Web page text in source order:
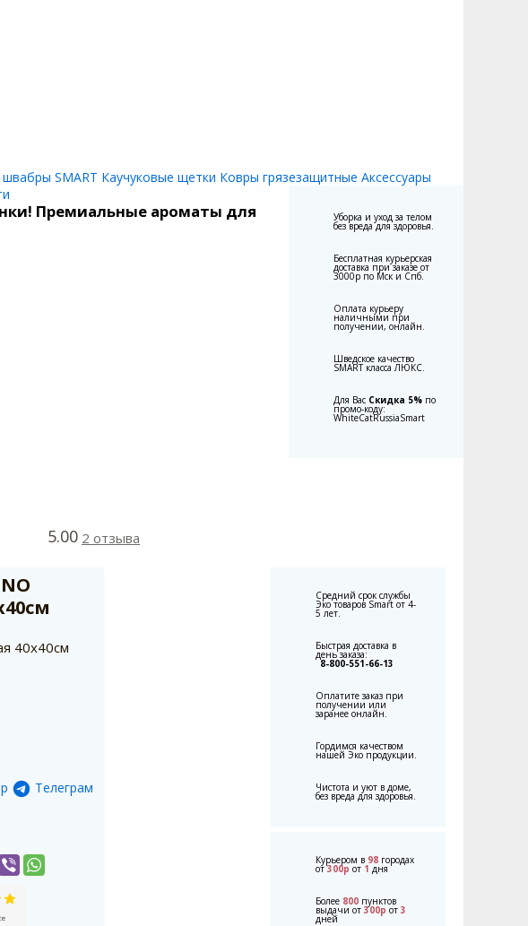
SMART Каучуковые щетки Ковры грязезащитные Аксессуары
Уборка и уход за телом
без вреда для здоровья.
Бесплатная курьерская
доставка при заказе от
3000р по Мск и Спб.
Оплата курьеру
наличными при
получении, онлайн.
Шведское качество
SMART класса ЛЮКС.
Для Вас Cкидка 5% по
промо-коду:
WhiteCatRussiaSmart
Премиальные ароматы для
5.00 2 отзыва
40х40см
Телеграм
Средний срок службы
Эко товаров Smart от 4-
5 лет.
Быстрая доставка в
день заказа:
8-800-551-66-13
Оплатите заказ при
получении или
заранее онлайн.
Гордимся качеством
нашей Эко продукции.
Чистота и уют в доме,
без вреда для здоровья.
Курьером в 98 городах
от300р от 1 дня
Более 800 пунктов
выдачи от 300р от 3
дней